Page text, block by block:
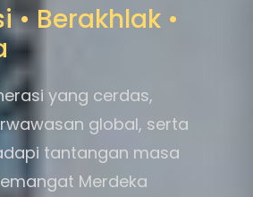
• Berakhlak •
yang cerdas,
global, serta
tantangan masa
Merdeka